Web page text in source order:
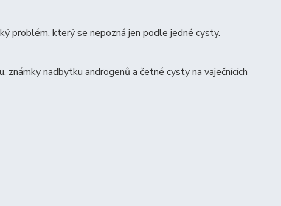
problém, který se nepozná jen podle jedné cysty.
známky nadbytku androgenů a četné cysty na vaječnících